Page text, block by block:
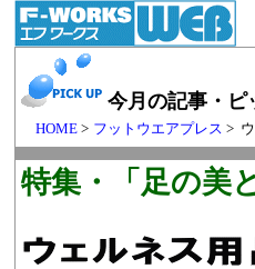
今月の記事・ピ
HOME > フットウエアプレス>
特集・「足の美